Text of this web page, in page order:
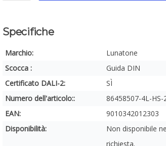
Specifiche
Marchio:
Lunatone
Scocca :
Guida DIN
Certificato DALI-2:
SÌ
Numero dell'articolo::
86458507-4L-HS-
EAN:
9010342012303
Disponibilità:
Non disponibile
richiesta.